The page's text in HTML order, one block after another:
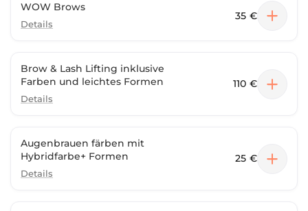
WOW Brows
Details
35 €
Brow & Lash Lifting inklusive
Farben und leichtes Formen
Details
110 €
Augenbrauen färben mit
Hybridfarbe+ Formen
Details
25 €